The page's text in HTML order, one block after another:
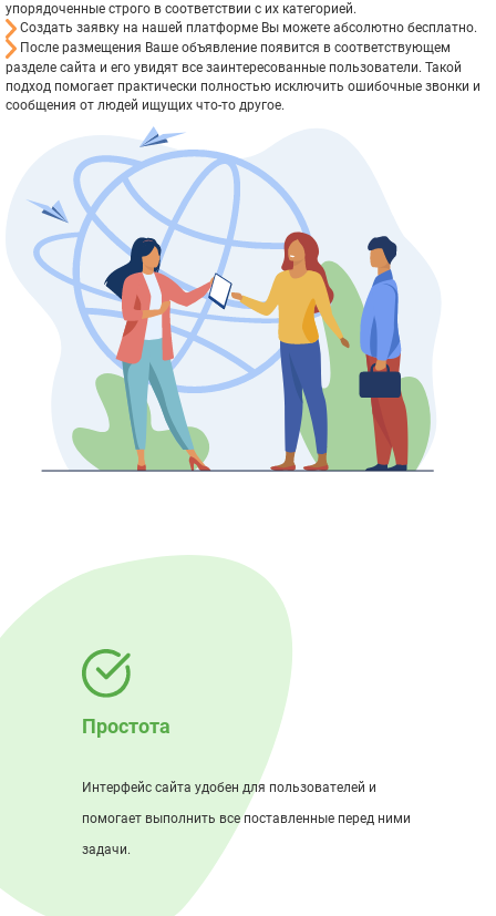
упорядоченные строго в соответствии с их категорией.
Создать заявку на нашей платформе Вы можете абсолютно бесплатно.
После размещения Ваше объявление появится в соответствующем
разделе сайта и его увидят все заинтересованные пользователи. Такой
подход помогает практически полностью исключить ошибочные звонки и
сообщения от людей ищущих что-то другое.
Простота
Интерфейс сайта удобен для пользователей и
помогает выполнить все поставленные перед ними
задачи.